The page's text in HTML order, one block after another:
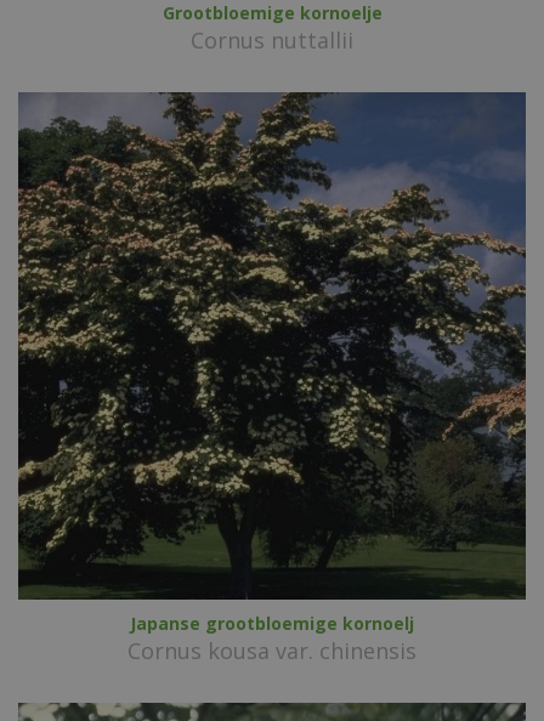
Grootbloemige kornoelje
Cornus nuttallii
Japanse grootbloemige kornoelj
Cornus kousa var. chinensis